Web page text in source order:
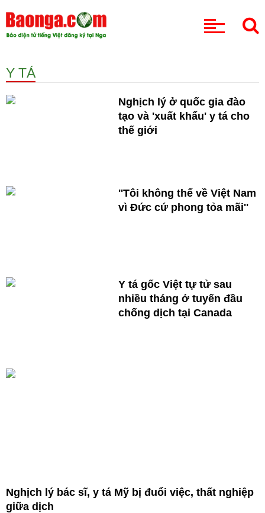
Y TÁ
Nghịch lý ở quốc gia đào
tạo và 'xuất khẩu' y tá cho
thế giới
''Tôi không thể về Việt Nam
vì Đức cứ phong tỏa mãi''
Y tá gốc Việt tự tử sau
nhiều tháng ở tuyến đầu
chống dịch tại Canada
Nghịch lý bác sĩ, y tá Mỹ bị đuổi việc, thất nghiệp
giữa dịch